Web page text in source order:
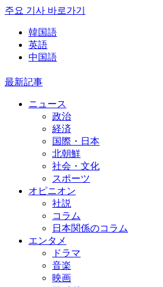
주요 기사 바로가기
韓国語
英語
中国語
最新記事
ニュース
政治
経済
国際・日本
北朝鮮
社会・文化
スポーツ
オピニオン
社説
コラム
日本関係のコラム
エンタメ
ドラマ
音楽
映画